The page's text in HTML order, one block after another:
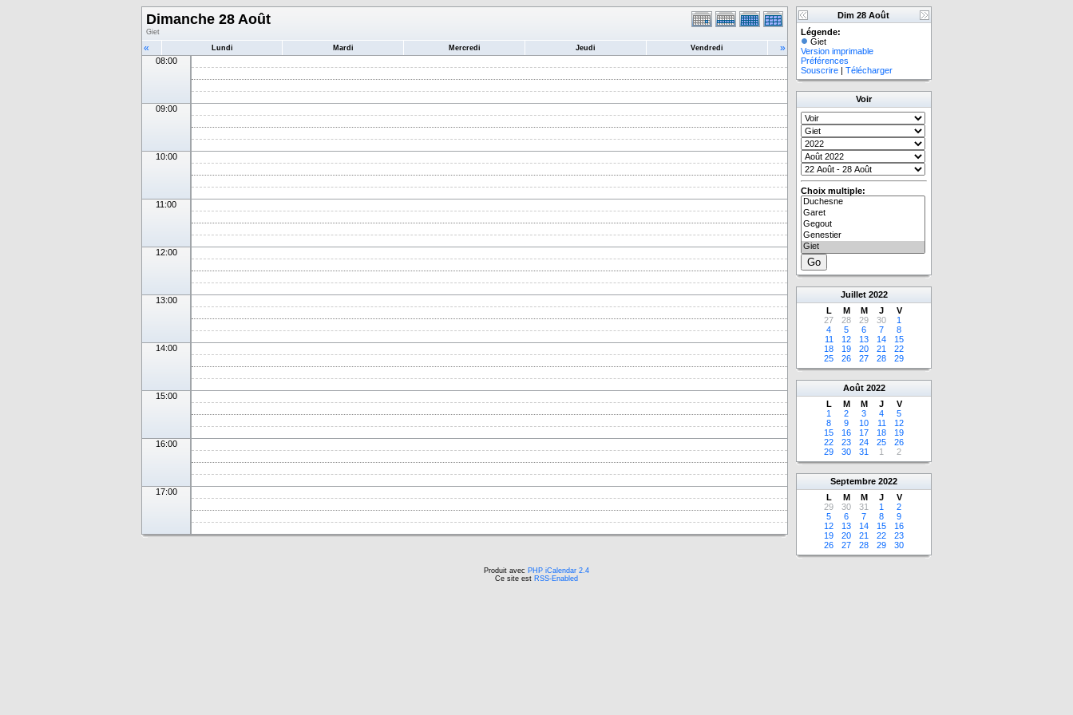
Dimanche 28 Août
Giet
« Lundi Mardi Mercredi Jeudi Vendredi »
08:00
09:00
10:00
11:00
12:00
13:00
14:00
15:00
16:00
17:00
Dim 28 Août
Légende:
Giet
Version imprimable
Préférences
Souscrire | Télécharger
Voir
Choix multiple:
Juillet 2022
L
M M J
V
27
28 29 30
1
4
5 6 7
8
11
12 13 14
15
18
19 20 21
22
25
26 27 28 29
Août 2022
L
M M J
V
1
2 3 4
5
8
9 10 11
12
15
16 17 18
19
22
23 24 25
26
29
30 31 1 2
Septembre 2022
L
M M J
V
29
30 31 1
2
5
6 7 8
9
12
13 14 15
16
19
20 21 22
23
26
27 28 29 30
Produit avec PHP iCalendar 2.4
Ce site est RSS-Enabled